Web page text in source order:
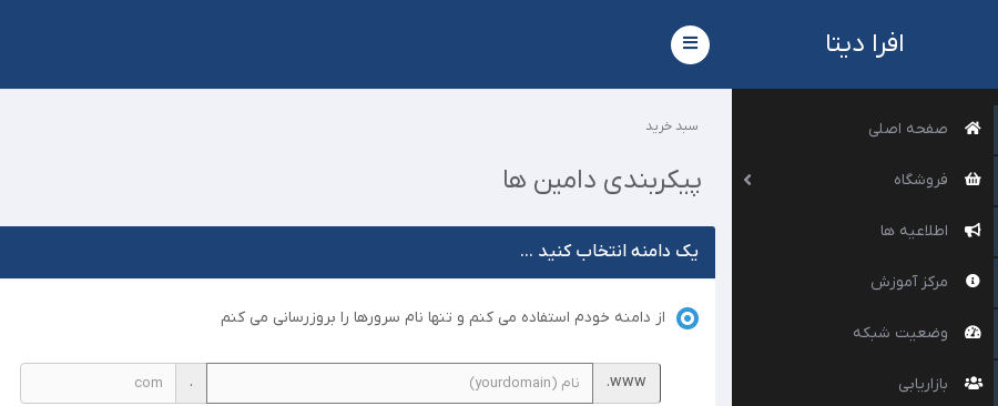
افرا دیتا
Toggle
navigation
صفحه اصلی
فروشگاه
اطلاعیه ها
مرکز آموزش
وضعیت شبکه
بازاریابی
سبد خرید
پیکربندی دامین ها
یک دامنه انتخاب کنید ...
از دامنه خودم استفاده می کنم و تنها نام سرورها را بروزرسانی می کنم
www.
.